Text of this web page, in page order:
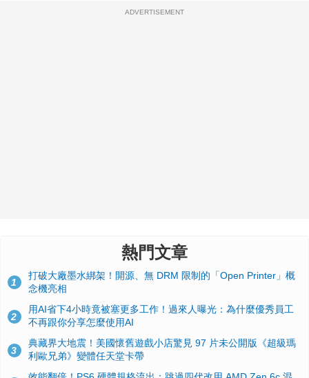
ADVERTISEMENT
熱門文章
1
打破大廠墨水綁架！開源、無 DRM 限制的「Open Printer」概
念機亮相
2
用AI省下4小時竟被塞更多工作！過來人曝光：為什麼優秀員工
不再跟你分享怎麼使用AI
3
典藏界大地震！美國懷舊遊戲小店驚見 97 片未公開版《超級瑪
利歐兄弟》變體任天堂卡帶